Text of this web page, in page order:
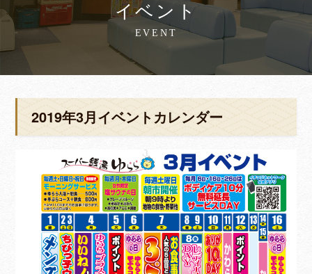
イベント
EVENT
2019年3月イベントカレンダー